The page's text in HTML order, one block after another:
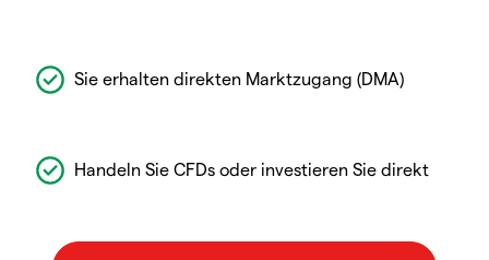
Sie erhalten direkten Marktzugang (DMA)
Handeln Sie CFDs oder investieren Sie direkt